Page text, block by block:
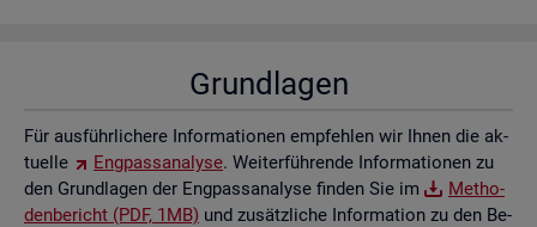
Grund­la­gen
Für aus­führ­li­che­re In­for­ma­tio­nen emp­feh­len wir Ihnen die ak­
tu­el­le
Eng­pass­ana­ly­se. Wei­ter­füh­ren­de In­for­ma­tio­nen zu
den Grund­la­gen der Eng­pass­ana­ly­se fin­den Sie im
Me­tho­
den­be­richt (PDF, 1MB) und zu­sätz­li­che In­for­ma­ti­on zu den Be­